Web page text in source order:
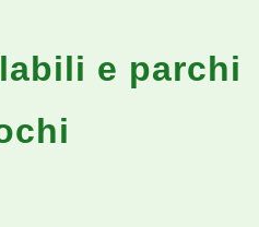
e parchi